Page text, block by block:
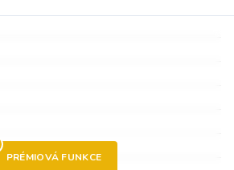
PRÉMIOVÁ FUNKCE